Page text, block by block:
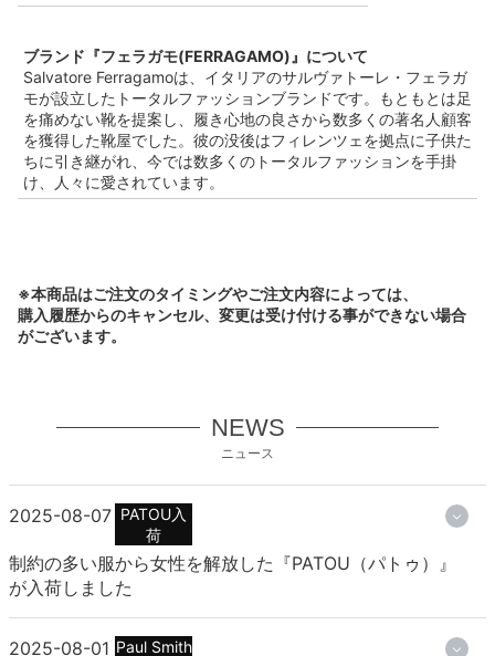
ブランド『フェラガモ(FERRAGAMO)』について
Salvatore Ferragamoは、イタリアのサルヴァトーレ・フェラガ
モが設立したトータルファッションブランドです。もともとは足
を痛めない靴を提案し、履き心地の良さから数多くの著名人顧客
を獲得した靴屋でした。彼の没後はフィレンツェを拠点に子供た
ちに引き継がれ、今では数多くのトータルファッションを手掛
け、人々に愛されています。
※本商品はご注文のタイミングやご注文内容によっては、
購入履歴からのキャンセル、変更は受け付ける事ができない場合
がございます。
NEWS
ニュース
2025-08-07 PATOU入
荷
制約の多い服から女性を解放した『PATOU（パトゥ）』
が入荷しました
2025-08-01 Paul Smith